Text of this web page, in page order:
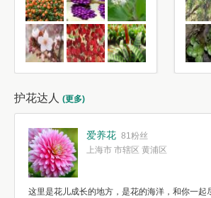
护花达人 (更多)
爱养花 81粉丝
上海市 市辖区 黄浦区
这里是花儿成长的地方，是花的海洋，和你一起